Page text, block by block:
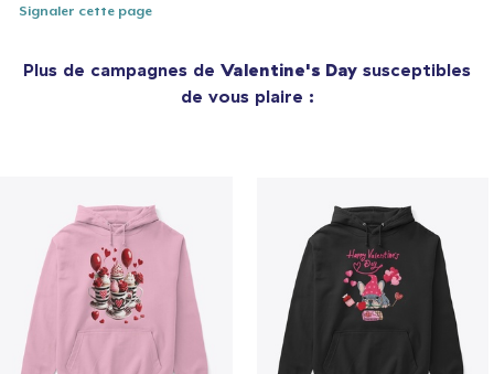
Signaler cette page
Plus de campagnes de Valentine's Day susceptibles
de vous plaire :